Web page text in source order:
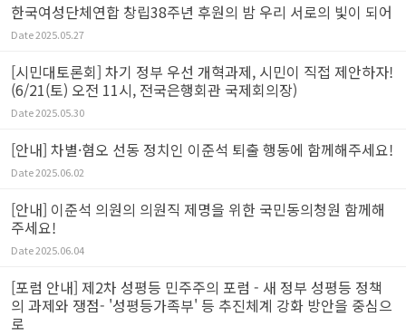
한국여성단체연합 창립38주년 후원의 밤 우리 서로의 빛이 되어
Date2025.05.27
[시민대토론회] 차기 정부 우선 개혁과제, 시민이 직접 제안하자!
(6/21(토) 오전 11시, 전국은행회관 국제회의장)
Date2025.05.30
[안내] 차별·혐오 선동 정치인 이준석 퇴출 행동에 함께해주세요!
Date2025.06.02
[안내] 이준석 의원의 의원직 제명을 위한 국민동의청원 함께해
주세요!
Date2025.06.04
[포럼 안내] 제2차 성평등 민주주의 포럼 - 새 정부 성평등 정책
의 과제와 쟁점- '성평등가족부' 등 추진체계 강화 방안을 중심으
로